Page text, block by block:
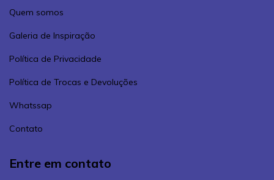
Quem somos
Galeria de Inspiração
Política de Privacidade
Política de Trocas e Devoluções
Whatssap
Contato
Entre em contato